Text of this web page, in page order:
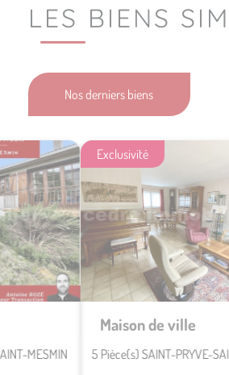
LES BIENS
Nos derniers biens
Exclusivité
Maison de ville
5 Pièce(s) SAINT-PRYVE-SAINT-